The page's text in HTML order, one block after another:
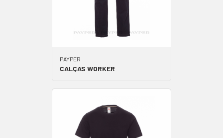
PAYPER
CALÇAS WORKER